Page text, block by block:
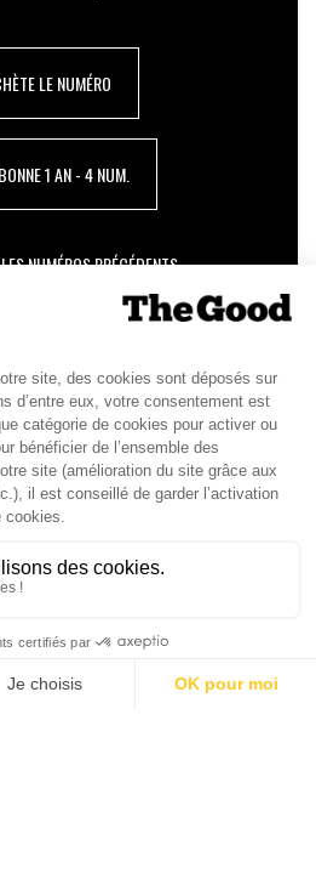
LE NUMÉRO
1 AN - 4 NUM.
NUMÉROS PRÉCÉDENTS
:
digitale
NOUS